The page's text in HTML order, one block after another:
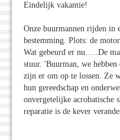
Eindelijk vakantie!
Onze buurmannen rijden in
bestemming. Plots: de
Wat gebeurd er nu…..De
stuur. 'Buurman, we
zijn er om op te lossen. Ze
hun gereedschap en
onvergetelijke acrobatische
reparatie is de kever